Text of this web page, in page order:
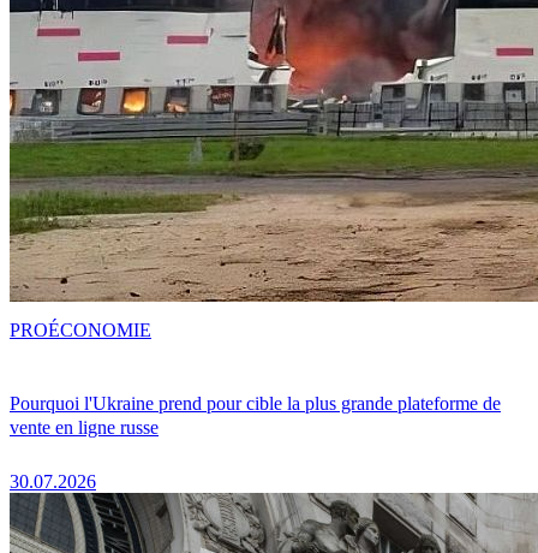
Pourquoi l'Ukraine prend pour cible la plus grande plateforme de
vente en ligne russe
30.07.2026
PROÉCONOMIE